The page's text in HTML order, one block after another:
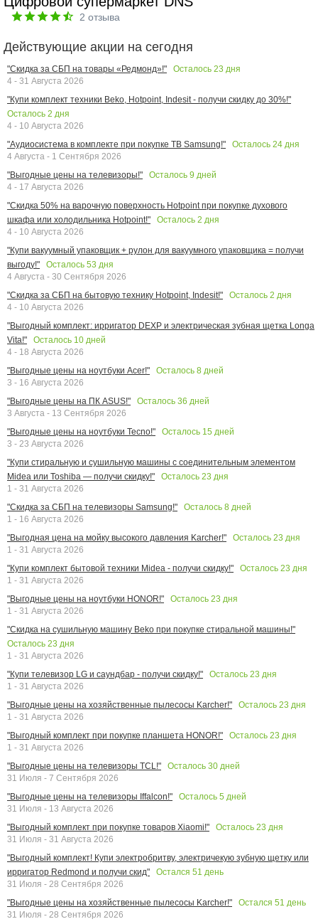
2 отзыва
Действующие акции на сегодня
"Скидка за СБП на товары «Редмонд»!" Осталось 23 дня
4 - 31 Августа 2026
"Купи комплект техники Beko, Hotpoint, Indesit - получи скидку до 30%!"
Осталось 2 дня
4 - 10 Августа 2026
"Аудиосистема в комплекте при покупке ТВ Samsung!"
Осталось 24 дня
4 Августа - 1 Сентября 2026
"Выгодные цены на телевизоры!"
Осталось 9 дней
4 - 17 Августа 2026
"Скидка 50% на варочную поверхность Hotpoint при покупке духового
шкафа или холодильника Hotpoint!"
Осталось 2 дня
4 - 10 Августа 2026
"Купи вакуумный упаковщик + рулон для вакуумного упаковщика = получи
выгоду!"
Осталось 53 дня
4 Августа - 30 Сентября 2026
"Скидка за СБП на бытовую технику Hotpoint, Indesit!"
Осталось 2 дня
4 - 10 Августа 2026
"Выгодный комплект: ирригатор DEXP и электрическая зубная щетка Longa
Vita!"
Осталось 10 дней
4 - 18 Августа 2026
"Выгодные цены на ноутбуки Acer!"
Осталось 8 дней
3 - 16 Августа 2026
"Выгодные цены на ПК ASUS!"
Осталось 36 дней
3 Августа - 13 Сентября 2026
"Выгодные цены на ноутбуки Tecno!"
Осталось 15 дней
3 - 23 Августа 2026
"Купи стиральную и сушильную машины с соединительным элементом
Midea или Toshiba — получи скидку!"
Осталось 23 дня
1 - 31 Августа 2026
"Скидка за СБП на телевизоры Samsung!"
Осталось 8 дней
1 - 16 Августа 2026
"Выгодная цена на мойку высокого давления Karcher!"
Осталось 23 дня
1 - 31 Августа 2026
"Купи комплект бытовой техники Midea - получи скидку!"
Осталось 23 дня
1 - 31 Августа 2026
"Выгодные цены на ноутбуки HONOR!"
Осталось 23 дня
1 - 31 Августа 2026
"Скидка на сушильную машину Beko при покупке стиральной машины!"
Осталось 23 дня
1 - 31 Августа 2026
"Купи телевизор LG и саундбар - получи скидку!"
Осталось 23 дня
1 - 31 Августа 2026
"Выгодные цены на хозяйственные пылесосы Karcher!"
Осталось 23 дня
1 - 31 Августа 2026
"Выгодный комплект при покупке планшета HONOR!"
Осталось 23 дня
1 - 31 Августа 2026
"Выгодные цены на телевизоры TCL!"
Осталось 30 дней
31 Июля - 7 Сентября 2026
"Выгодные цены на телевизоры Iffalcon!"
Осталось 5 дней
31 Июля - 13 Августа 2026
"Выгодный комплект при покупке товаров Xiaomi!"
Осталось 23 дня
31 Июля - 31 Августа 2026
"Выгодный комплект! Купи электробритву, электричекую зубную щетку или
ирригатор Redmond и получи скид"
Остался 51 день
31 Июля - 28 Сентября 2026
"Выгодные цены на хозяйственные пылесосы Karcher!"
Остался 51 день
31 Июля - 28 Сентября 2026